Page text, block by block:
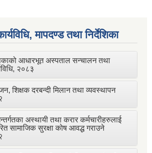
मापदण्ड तथा निर्देशिका
आधारभूत अस्पताल सन्चालन तथा
२०८३
शिक्षक दरबन्दी मिलान तथा व्यवस्थापन
अस्थायी तथा करार कर्मचारीहरुलाई
सामाजिक सुरक्षा कोष आवद्ध गराउने